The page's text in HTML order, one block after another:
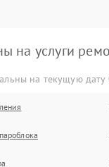
на услуги
на текущую дату